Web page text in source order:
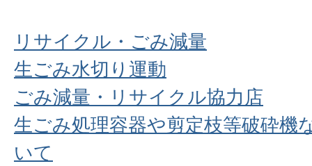
リサイクル・ごみ減量
生ごみ水切り運動
ごみ減量・リサイクル協力店
生ごみ処理容器や剪定枝等破砕機
いて